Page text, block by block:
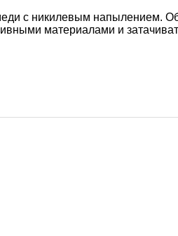
с никилевым напылением.
материалами и